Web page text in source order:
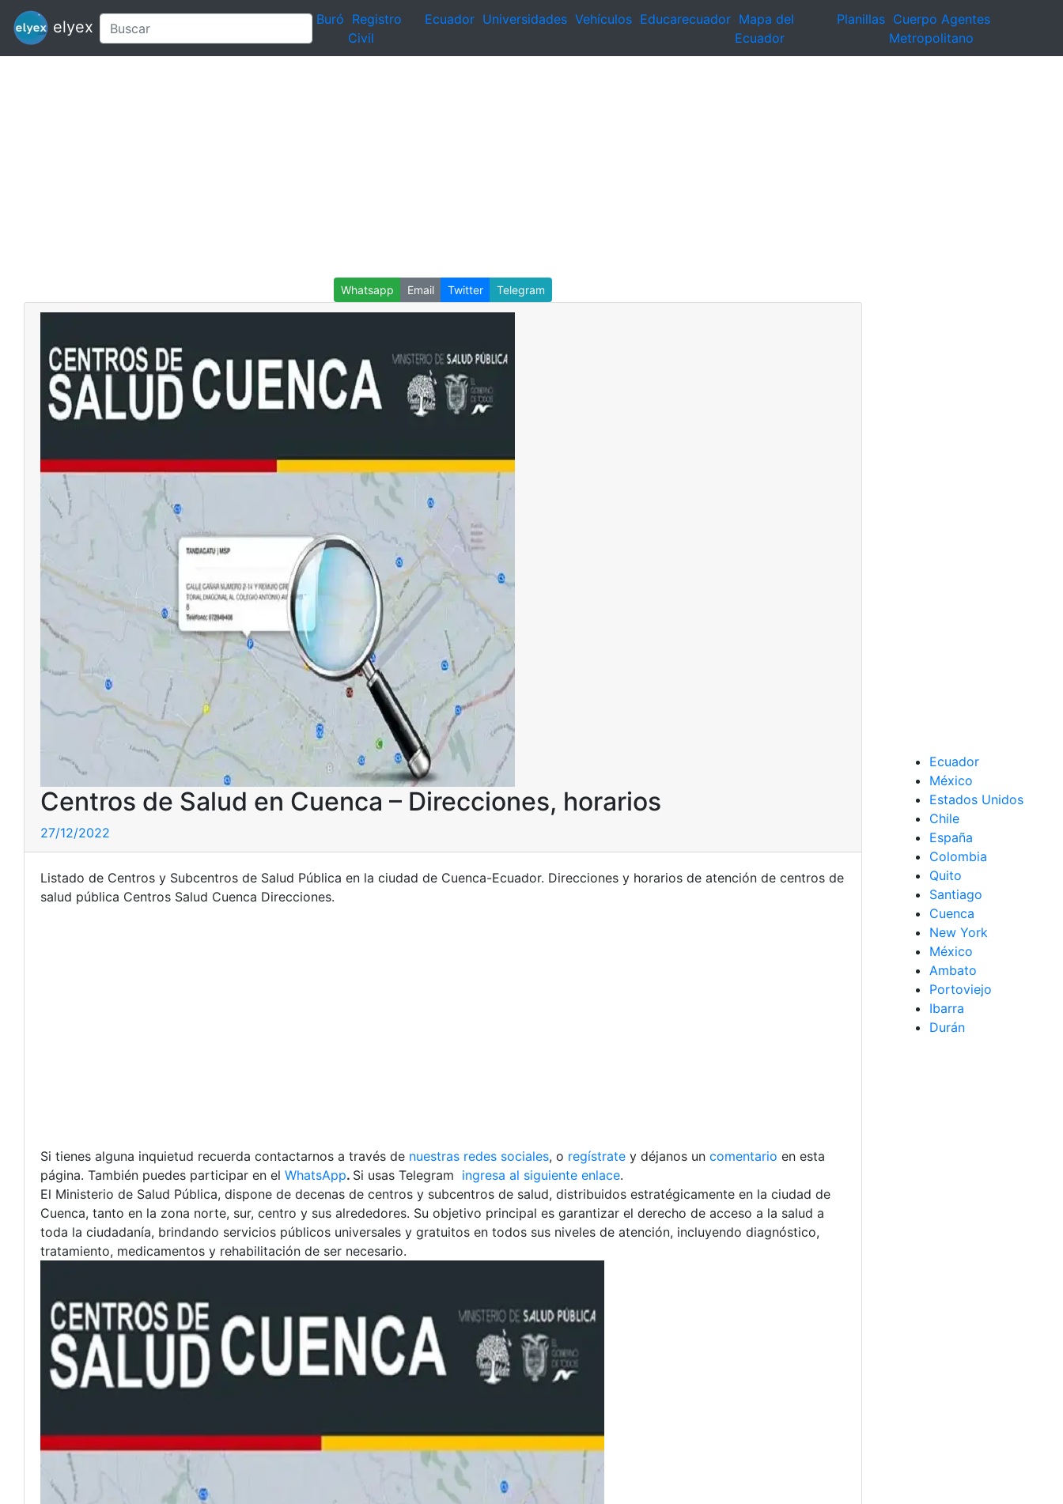
elyex Buró Registro
Civil
Ecuador Universidades Vehículos Educarecuador Mapa del
Ecuador
Planillas Cuerpo Agentes
Metropolitano
Whatsapp Email Twitter Telegram
Centros de Salud en Cuenca – Direcciones, horarios
27/12/2022
Listado de Centros y Subcentros de Salud Pública en la ciudad de Cuenca-Ecuador. Direcciones y horarios de atención de centros de
salud pública Centros Salud Cuenca Direcciones.
Si tienes alguna inquietud recuerda contactarnos a través de nuestras redes sociales, o regístrate y déjanos un comentario en esta
página. También puedes participar en el WhatsApp. Si usas Telegram ingresa al siguiente enlace.
El Ministerio de Salud Pública, dispone de decenas de centros y subcentros de salud, distribuidos estratégicamente en la ciudad de
Cuenca, tanto en la zona norte, sur, centro y sus alrededores. Su objetivo principal es garantizar el derecho de acceso a la salud a
toda la ciudadanía, brindando servicios públicos universales y gratuitos en todos sus niveles de atención, incluyendo diagnóstico,
tratamiento, medicamentos y rehabilitación de ser necesario.
Ecuador
México
Estados Unidos
Chile
España
Colombia
Quito
Santiago
Cuenca
New York
México
Ambato
Portoviejo
Ibarra
Durán